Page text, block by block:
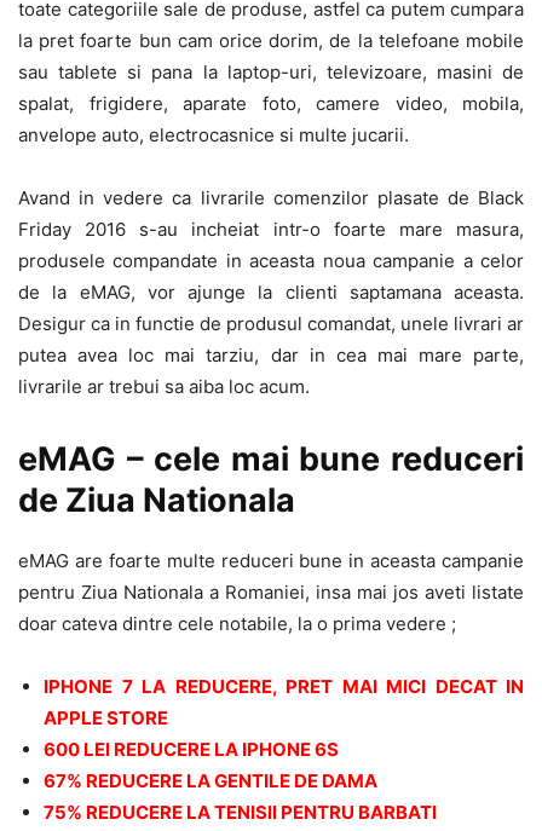
toate categoriile sale de produse, astfel ca putem cumpara
la pret foarte bun cam orice dorim, de la telefoane mobile
sau tablete si pana la laptop-uri, televizoare, masini de
spalat, frigidere, aparate foto, camere video, mobila,
anvelope auto, electrocasnice si multe jucarii.
Avand in vedere ca livrarile comenzilor plasate de Black
Friday 2016 s-au incheiat intr-o foarte mare masura,
produsele compandate in aceasta noua campanie a celor
de la eMAG, vor ajunge la clienti saptamana aceasta.
Desigur ca in functie de produsul comandat, unele livrari ar
putea avea loc mai tarziu, dar in cea mai mare parte,
livrarile ar trebui sa aiba loc acum.
eMAG – cele mai bune reduceri
de Ziua Nationala
eMAG are foarte multe reduceri bune in aceasta campanie
pentru Ziua Nationala a Romaniei, insa mai jos aveti listate
doar cateva dintre cele notabile, la o prima vedere ;
IPHONE 7 LA REDUCERE, PRET MAI MICI DECAT IN
APPLE STORE
600 LEI REDUCERE LA IPHONE 6S
67% REDUCERE LA GENTILE DE DAMA
75% REDUCERE LA TENISII PENTRU BARBATI